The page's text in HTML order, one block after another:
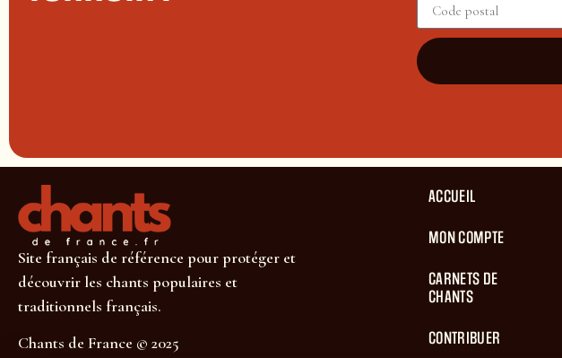
Site français de référence pour protéger et
découvrir les chants populaires et
traditionnels français.
Chants de France © 2025
ACCUEIL
MON COMPTE
CARNETS DE
CHANTS
CONTRIBUER